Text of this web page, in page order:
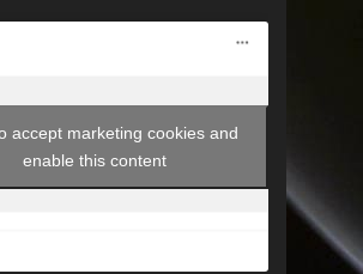
accept marketing cookies and
enable this content